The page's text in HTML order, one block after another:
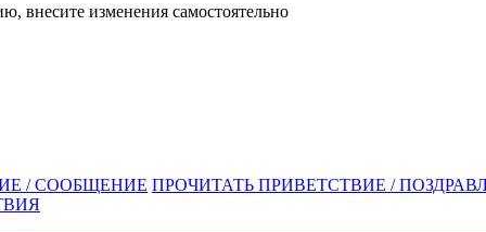
изменения самостоятельно
/ СООБЩЕНИЕ ПРОЧИТАТЬ ПРИВЕТСТВИЕ /